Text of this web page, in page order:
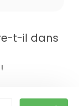
t-il dans